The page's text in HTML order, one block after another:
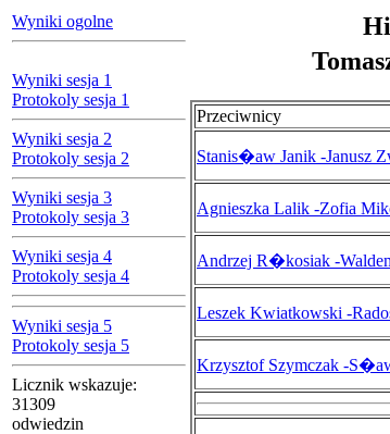
Wyniki ogolne
Wyniki sesja 1
Protokoly sesja 1
Wyniki sesja 2
Protokoly sesja 2
Wyniki sesja 3
Protokoly sesja 3
Wyniki sesja 4
Protokoly sesja 4
Wyniki sesja 5
Protokoly sesja 5
Licznik wskazuje:
31309
odwiedzin
Przeciwnicy
Stanis�aw Janik -Janusz
Agnieszka Lalik -Zofia
Andrzej R�kosiak -
Leszek Kwiatkowski -
Krzysztof Szymczak -